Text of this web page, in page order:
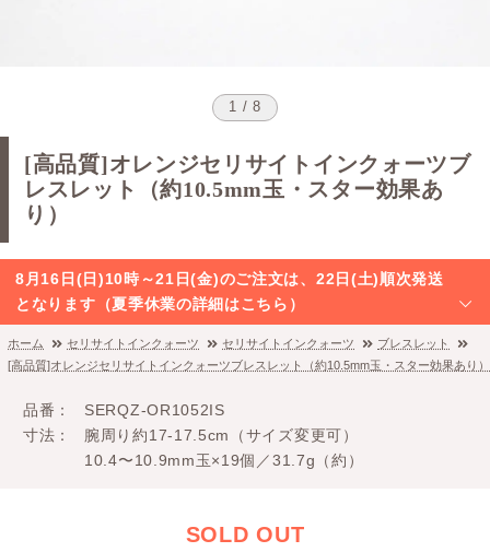
1 / 8
[高品質]オレンジセリサイトインクォーツブ
レスレット（約10.5mm玉・スター効果あ
り）
8月16日(日)10時～21日(金)のご注文は、22日(土)順次発送
となります（夏季休業の詳細はこちら）
ホーム セリサイトインクォーツ セリサイトインクォーツ
ブレスレット
[高品質]オレンジセリサイトインクォーツブレスレット（約10.5mm玉・スター効果あり）
品番
SERQZ-OR1052IS
寸法
腕周り約17-17.5cm（サイズ変更可）
10.4〜10.9mm玉×19個／31.7g（約）
SOLD OUT